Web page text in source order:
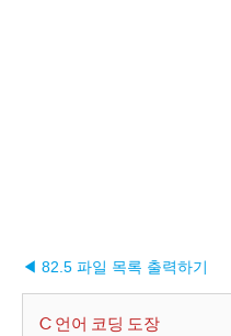
◀ 82.5 파일 목록 출력하기
C 언어 코딩 도장